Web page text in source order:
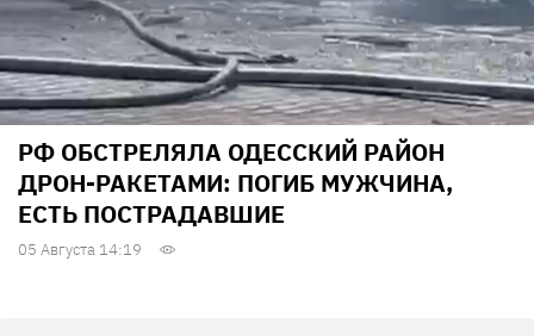
РФ ОБСТРЕЛЯЛА ОДЕССКИЙ РАЙОН
ДРОН-РАКЕТАМИ: ПОГИБ МУЖЧИНА,
ЕСТЬ ПОСТРАДАВШИЕ
05 Августа 14:19